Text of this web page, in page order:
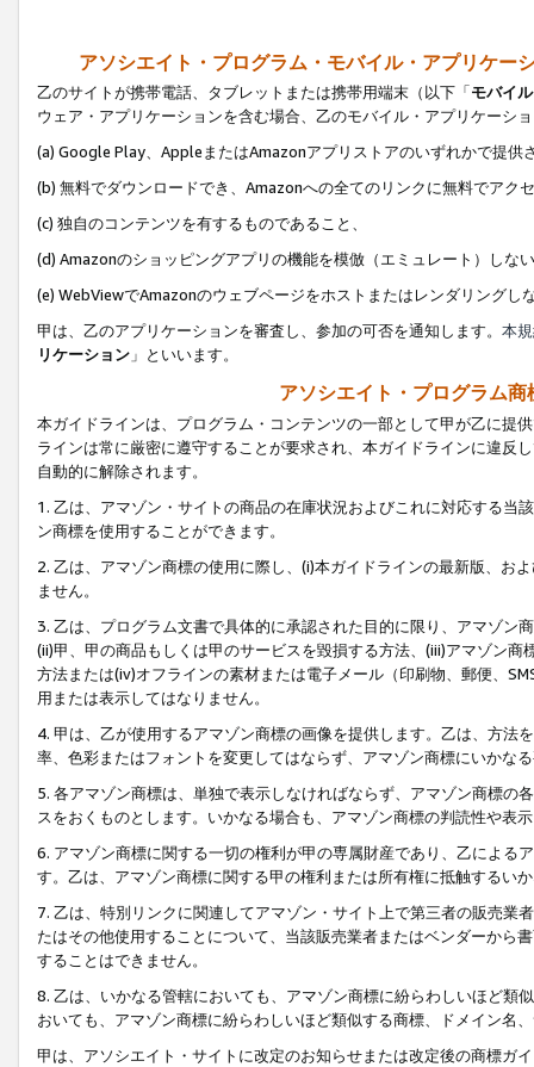
アソシエイト・プログラム・モバイル・アプリケー
乙のサイトが携帯電話、タブレットまたは携帯用端末（以下「モバイ
ウェア・アプリケーションを含む場合、乙のモバイル・アプリケーシ
(a) Google Play、AppleまたはAmazonアプリストアのいずれかで提供
(b) 無料でダウンロードでき、Amazonへの全てのリンクに無料でアク
(c) 独自のコンテンツを有するものであること、
(d) Amazonのショッピングアプリの機能を模倣（エミュレート）しな
(e) WebViewでAmazonのウェブページをホストまたはレンダリングし
甲は、乙のアプリケーションを審査し、参加の可否を通知します。 本
リケーション 」といいます。
アソシエイト・プログラム
本ガイドラインは、プログラム・コンテンツの一部として甲が乙に提
ラインは常に厳密に遵守することが要求され、本ガイドラインに違反
自動的に解除されます。
1. 乙は、アマゾン・サイトの商品の在庫状況およびこれに対応する
ン商標を使用することができます。
2. 乙は、アマゾン商標の使用に際し、(i)本ガイドラインの最新版、お
ません。
3. 乙は、プログラム文書で具体的に承認された目的に限り、アマゾン
(ii)甲、甲の商品もしくは甲のサービスを毀損する方法、(iii)アマゾン
方法または(iv)オフラインの素材または電子メール（印刷物、郵便、
用または表示してはなりません。
4. 甲は、乙が使用するアマゾン商標の画像を提供します。乙は、方
率、色彩またはフォントを変更してはならず、アマゾン商標にいかな
5. 各アマゾン商標は、単独で表示しなければならず、アマゾン商標
スをおくものとします。いかなる場合も、アマゾン商標の判読性や表
6. アマゾン商標に関する一切の権利が甲の専属財産であり、乙による
す。乙は、アマゾン商標に関する甲の権利または所有権に抵触するい
7. 乙は、特別リンクに関連してアマゾン・サイト上で第三者の販売
たはその他使用することについて、当該販売業者またはベンダーから
することはできません。
8. 乙は、いかなる管轄においても、アマゾン商標に紛らわしいほど類
おいても、アマゾン商標に紛らわしいほど類似する商標、ドメイン名
甲は、アソシエイト・サイトに改定のお知らせまたは改定後の商標ガ